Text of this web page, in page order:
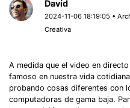
David
2024-11-06 18:19:05 •
Creativa
A medida que el video en
famoso en nuestra vida
probando cosas diferentes con
computadoras de gama baja.󠀲󠀧󠀨󠀦󠀤󠀦󠀨󠀢󠀳󠀰